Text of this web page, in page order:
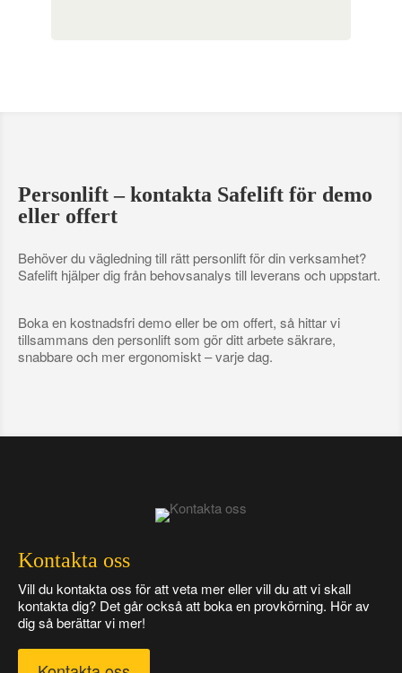
Personlift – kontakta Safelift för demo
eller offert
Behöver du vägledning till rätt personlift för din verksamhet?
Safelift hjälper dig från behovsanalys till leverans och uppstart.
Boka en kostnadsfri demo eller be om offert, så hittar vi
tillsammans den personlift som gör ditt arbete säkrare,
snabbare och mer ergonomiskt – varje dag.
Kontakta oss
Vill du kontakta oss för att veta mer eller vill du att vi skall
kontakta dig? Det går också att boka en provkörning. Hör av
dig så berättar vi mer!